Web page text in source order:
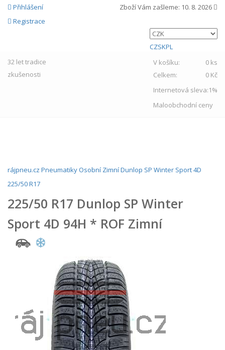
Přihlášení
Registrace
Zboží Vám zašleme: 10. 8. 2026
CZSKPL
32 lettradice
zkušenosti
V košíku:
0 ks
Celkem:
0 Kč
Internetová sleva:1%
Maloobchodní ceny
rájpneu.cz PneumatikyOsobní ZimníDunlop SP Winter Sport 4D
225/50 R17
225/50 R17 Dunlop SP Winter
Sport 4D 94H * ROF Zimní